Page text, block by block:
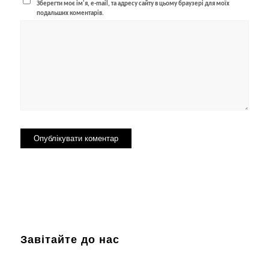
Зберегти моє ім'я, e-mail, та адресу сайту в цьому браузері для моїх
подальших коментарів.
Завітайте до нас